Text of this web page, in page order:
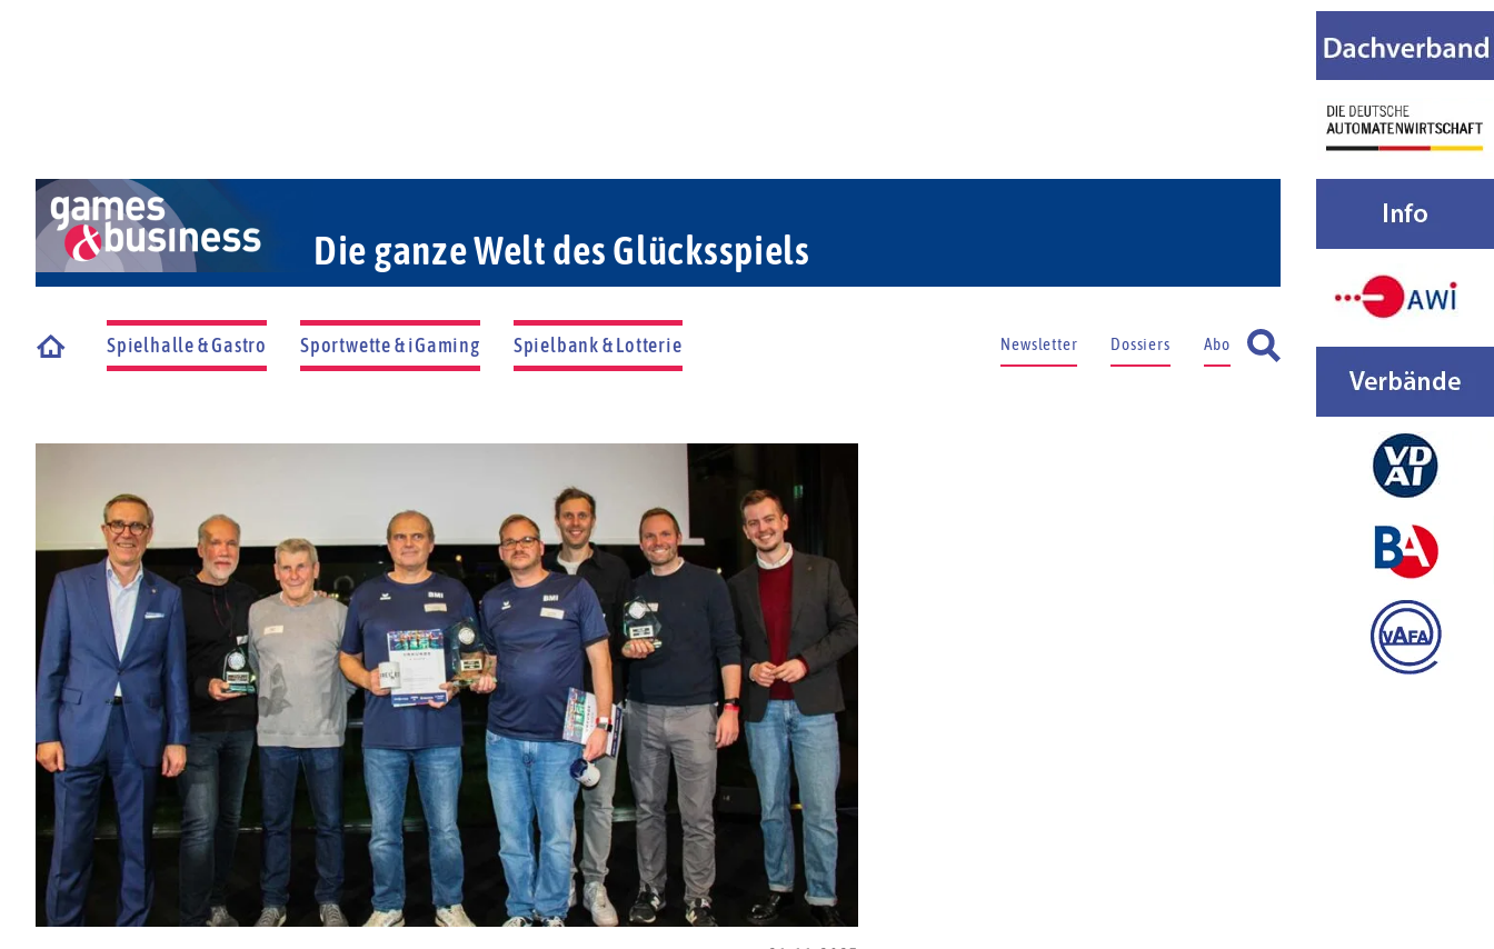
Die ganze Welt des Glücksspiels
Spielhalle & Gastro Sportwette & iGaming Spielbank & Lotterie Newsletter Dossiers Abo